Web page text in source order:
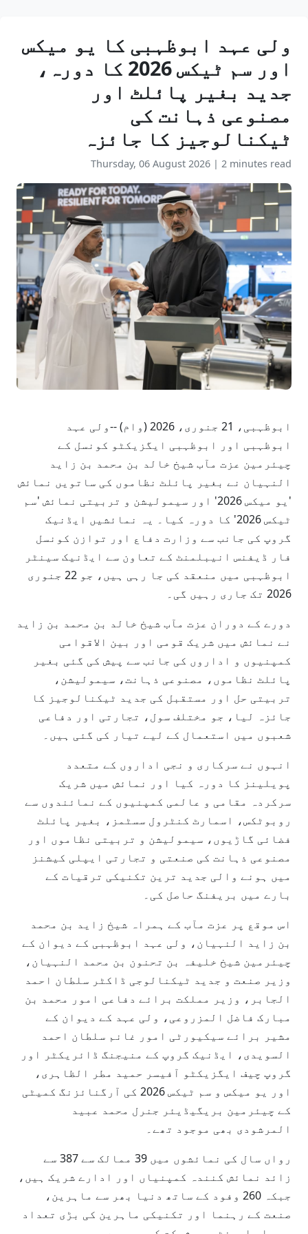
ولی عہد ابوظہبی کا یو میکس
اور سم ٹیکس 2026 کا دورہ،
جدید بغیر پائلٹ اور
مصنوعی ذہانت کی
ٹیکنالوجیز کا جائزہ
Thursday, 06 August 2026 | 2 minutes read
ابوظہبی، 21 جنوری، 2026 (وام) --ولی عہد
ابوظہبی اور ابوظہبی ایگزیکٹو کونسل کے
چیئرمین عزت مآب شیخ خالد بن محمد بن زاید
النہیان نے بغیر پائلٹ نظاموں کی ساتویں نمائش
'یو میکس 2026' اور سیمولیشن و تربیتی نمائش 'سم
ٹیکس 2026' کا دورہ کیا۔ یہ نمائشیں ایڈنیک
گروپ کی جانب سے وزارت دفاع اور توازن کونسل
فار ڈیفنس انیبلمنٹ کے تعاون سے ایڈنیک سینٹر
ابوظہبی میں منعقد کی جا رہی ہیں، جو 22 جنوری
2026 تک جاری رہیں گی۔
دورے کے دوران عزت مآب شیخ خالد بن محمد بن زاید
نے نمائش میں شریک قومی اور بین الاقوامی
کمپنیوں و اداروں کی جانب سے پیش کی گئی بغیر
پائلٹ نظاموں، مصنوعی ذہانت، سیمولیشن،
تربیتی حل اور مستقبل کی جدید ٹیکنالوجیز کا
جائزہ لیا، جو مختلف سول، تجارتی اور دفاعی
شعبوں میں استعمال کے لیے تیار کی گئی ہیں۔
انہوں نے سرکاری و نجی اداروں کے متعدد
پویلینز کا دورہ کیا اور نمائش میں شریک
سرکردہ مقامی و عالمی کمپنیوں کے نمائندوں سے
روبوٹکس، اسمارٹ کنٹرول سسٹمز، بغیر پائلٹ
فضائی گاڑیوں، سیمولیشن و تربیتی نظاموں اور
مصنوعی ذہانت کی صنعتی و تجارتی ایپلی کیشنز
میں ہونے والی جدید ترین تکنیکی ترقیات کے
بارے میں بریفنگ حاصل کی۔
اس موقع پر عزت مآب کے ہمراہ شیخ زاید بن محمد
بن زاید النہیان، ولی عہد ابوظہبی کے دیوان کے
چیئرمین شیخ خلیفہ بن تحنون بن محمد النہیان،
وزیر صنعت و جدید ٹیکنالوجی ڈاکٹر سلطان احمد
الجابر، وزیر مملکت برائے دفاعی امور محمد بن
مبارک فاضل المزروعی، ولی عہد کے دیوان کے
مشیر برائے سیکیورٹی امور غانم سلطان احمد
السویدی، ایڈنیک گروپ کے منیجنگ ڈائریکٹر اور
گروپ چیف ایگزیکٹو آفیسر حمید مطر الظاہری،
اور یو میکس و سم ٹیکس 2026 کی آرگنائزنگ کمیٹی
کے چیئرمین بریگیڈیئر جنرل محمد عبید
المرشودی بھی موجود تھے۔
رواں سال کی نمائشوں میں 39 ممالک سے 387 سے
زائد نمائش کنندہ کمپنیاں اور ادارے شریک ہیں،
جبکہ 260 وفود کے ساتھ دنیا بھر سے ماہرین،
صنعت کے رہنما اور تکنیکی ماہرین کی بڑی تعداد